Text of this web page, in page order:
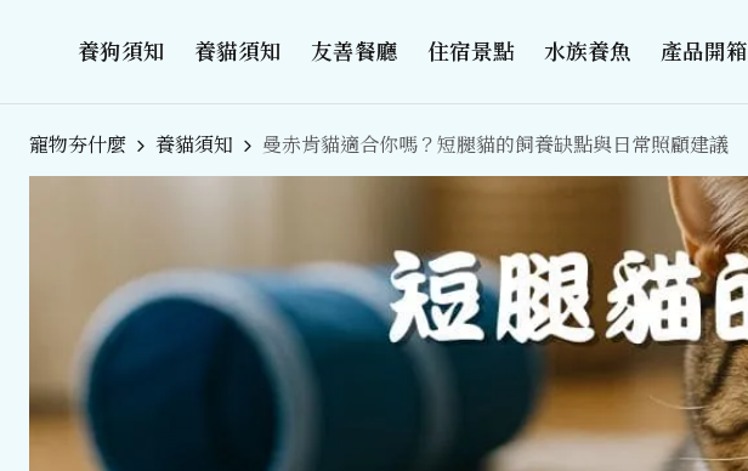
養狗須知 養貓須知 友善餐廳 住宿景點 水族養魚 產品開箱
寵物夯什麼 養貓須知 曼赤肯貓適合你嗎？短腿貓的飼養缺點與日常照顧建議